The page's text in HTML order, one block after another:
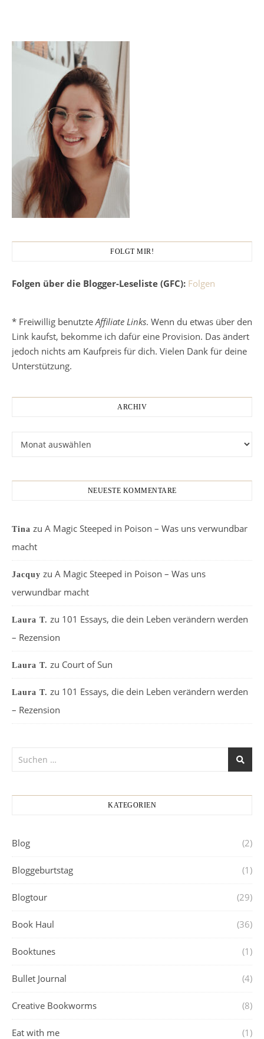
FOLGT MIR!
Folgen über die Blogger-Leseliste (GFC): Folgen
* Freiwillig benutzte Affiliate Links. Wenn du etwas über den
Link kaufst, bekomme ich dafür eine Provision. Das ändert
jedoch nichts am Kaufpreis für dich. Vielen Dank für deine
Unterstützung.
ARCHIV
NEUESTE KOMMENTARE
Tina zu A Magic Steeped in Poison – Was uns verwundbar
macht
Jacquy zu A Magic Steeped in Poison – Was uns
verwundbar macht
Laura T. zu 101 Essays, die dein Leben verändern werden
– Rezension
Laura T. zu Court of Sun
Laura T. zu 101 Essays, die dein Leben verändern werden
– Rezension
KATEGORIEN
Blog (2)
Bloggeburtstag (1)
Blogtour (29)
Book Haul (36)
Booktunes (1)
Bullet Journal (4)
Creative Bookworms (8)
Eat with me (1)